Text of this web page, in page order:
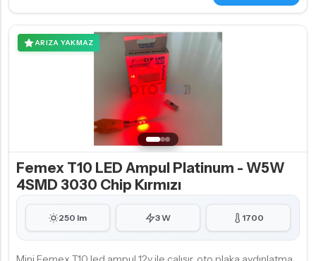
ARIZA YAKMAZ
Femex T10 LED Ampul Platinum - W5W
4SMD 3030 Chip Kırmızı
250 lm 3 W 1700